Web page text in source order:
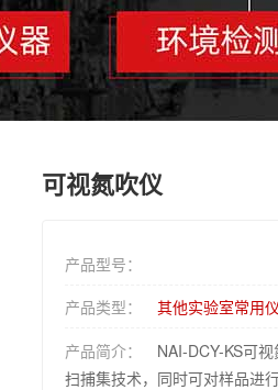
可视氮吹仪
产品型号：
产品类型：
其他实验室常用
产品简介：
NAI-DCY-KS可
扫捕集技术，同时可对样品进